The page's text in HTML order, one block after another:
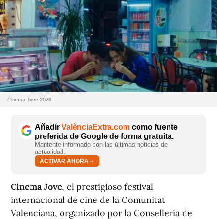
Cinema Jove 2026:
Añadir ValènciaExtra.com como fuente
preferida de Google de forma gratuita.
Mantente informado con las últimas noticias de
actualidad.
ACTIVAR AHORA
Cinema Jove, el prestigioso festival
internacional de cine de la Comunitat
Valenciana, organizado por la Conselleria de